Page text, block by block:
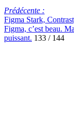
Prédécente :
Figma Stark,
Figma, c’est beau.
puissant. 133 / 144